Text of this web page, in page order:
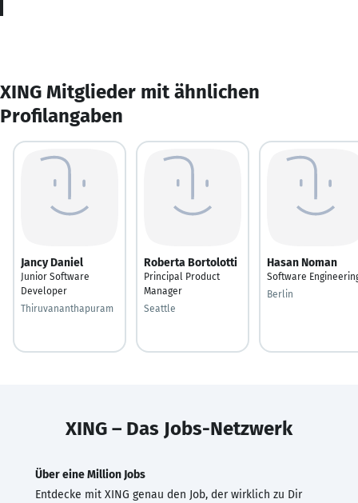
XING Mitglieder mit ähnlichen
Profilangaben
Jancy Daniel
Junior Software
Developer
Thiruvananthapuram
Roberta Bortolotti
Principal Product
Manager
Seattle
Hasan Noman
Software
Berlin
XING – Das Jobs-Netzwerk
Über eine Million Jobs
Entdecke mit XING genau den Job, der wirklich zu Dir